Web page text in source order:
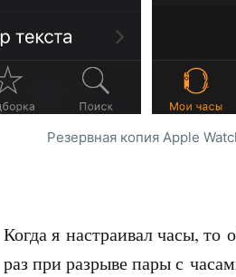
Резервная копия Apple
Когда я настраивал часы, то
раз при разрыве пары с